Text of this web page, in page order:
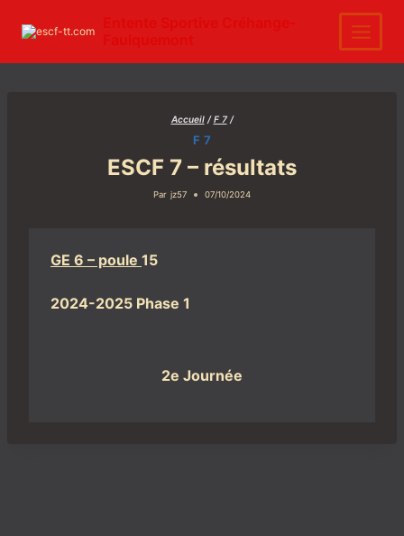
contenu
Accueil / F 7 /
F 7
ESCF 7 – résultats
Par jz57 07/10/2024
GE 6 – poule 15
2024-2025 Phase 1
2e Journée